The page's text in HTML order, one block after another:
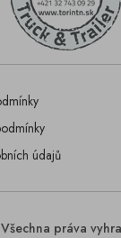
údajů
práva